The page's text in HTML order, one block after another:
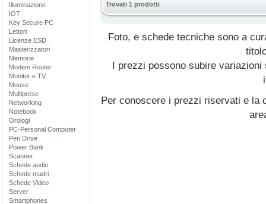
Illuminazione
IOT
Key Secure PC
Lettori
Licenze ESD
Masterizzatori
Memorie
Modem Router
Monitor e TV
Mouse
Multiprese
Networking
Notebook
Orologi
PC-Personal Computer
Pen Drive
Power Bank
Scanner
Schede audio
Schede madri
Schede Video
Server
Smartphones
Trovati 1 prodotti
Foto, e schede tecniche sono a
I prezzi possono subire
Per conoscere i prezzi riservati e la